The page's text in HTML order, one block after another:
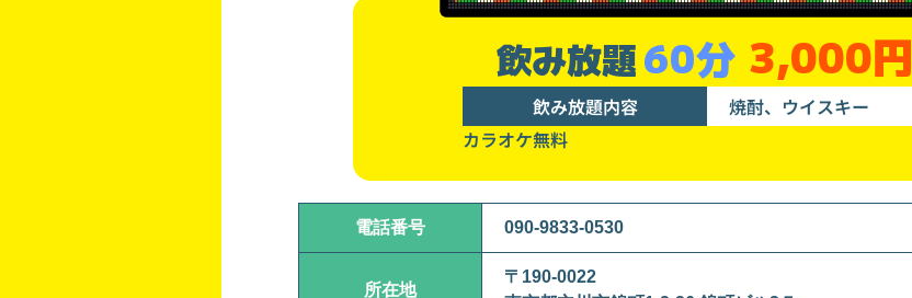
飲み放題60分 3,000円
飲み放題内容
焼酎、ウイスキー
カラオケ無料
電話番号 090-9833-0530
所在地
〒190-0022